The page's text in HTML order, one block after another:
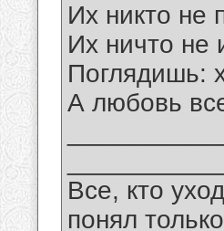
Их никто не
Их ничто не
Поглядишь:
А любовь
Все, кто
понял